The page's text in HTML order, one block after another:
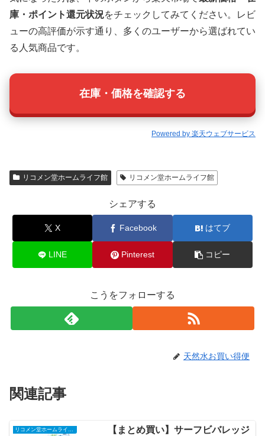
庫・ポイント還元状況をチェックしてみてください。レビ
ューの高評価が示す通り、多くのユーザーから選ばれてい
る人気商品です。
在庫・価格を確認する
Powered by 楽天ウェブサービス
リコメン堂ホームライフ館 リコメン堂ホームライフ館
シェアする
X Facebook はてブ
LINE Pinterest コピー
こうをフォローする
天然水お買い得便
関連記事
リコメン堂ホームライフ館
【まとめ買い】サーフビバレッジ